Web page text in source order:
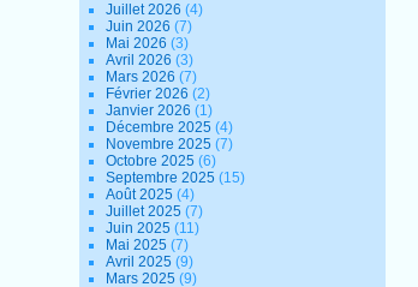
Juillet 2026(4)
Juin 2026(7)
Mai 2026(3)
Avril 2026(3)
Mars 2026(7)
Février 2026(2)
Janvier 2026(1)
Décembre 2025(4)
Novembre 2025(7)
Octobre 2025(6)
Septembre 2025(15)
Août 2025(4)
Juillet 2025(7)
Juin 2025(11)
Mai 2025(7)
Avril 2025(9)
Mars 2025(9)